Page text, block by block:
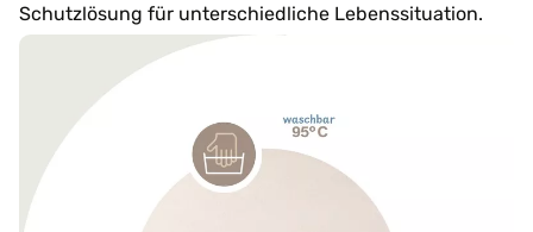
Schutzlösung für unterschiedliche Lebenssituation.